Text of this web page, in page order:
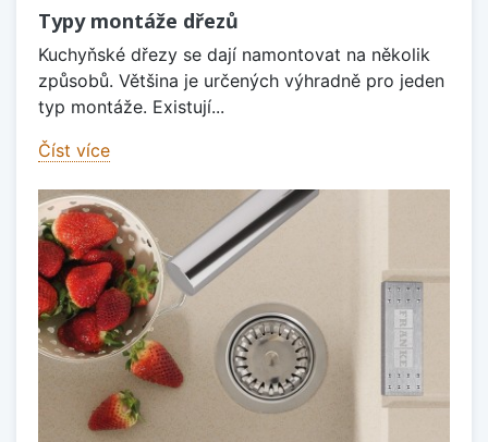
Typy montáže dřezů
Kuchyňské dřezy se dají namontovat na několik
způsobů. Většina je určených výhradně pro jeden
typ montáže. Existují...
Číst více